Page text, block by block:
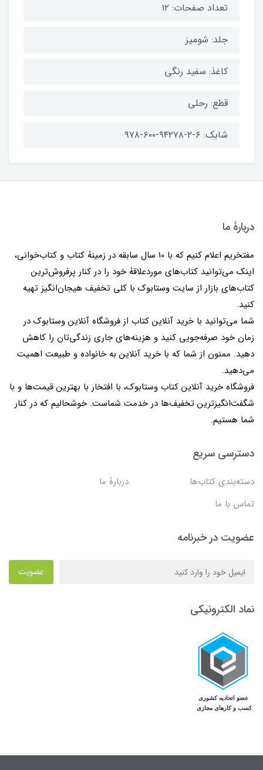
تعداد صفحات: ۱۲
جلد: شومیز
کاغذ: سفید رنگی
قطع: رحلی
شابک: ۶-۲-۹۴۲۷۸-۶۰۰-۹۷۸
دربارۀ ما
مفتخریم اعلام کنیم که با 10 سال سابقه در زمینۀ کتاب و کتاب‌خوانی،
اینک می‌توانید کتاب‌های موردعلاقۀ خود را در کنار پرفروش‌ترین
کتاب‌های بازار از سایت وستابوک با کلی تخفیف هیجان‌انگیز تهیه
کنید.
شما می‌توانید با خرید آنلاین کتاب از فروشگاه آنلاین وستابوک در
زمان خود صرفه‌جویی کنید و هزینه‌های جاری زندگی‌تان را کاهش
دهید. ممنون از شما که با خرید آنلاین به خانواده و طبیعت اهمیت
می‌دهید.
فروشگاه خرید آنلاین کتاب وستابوک، با افتخار با بهترین قیمت‌ها و با
شگفت‌انگیزترین تخفیف‌ها در خدمت شماست. خوشحالیم که در کنار
شما هستیم.
دسترسی سریع
دسته‌بندی کتاب‌ها
دربارۀ ما
تماس با ما
عضویت در خبرنامه
عضویت
نماد الکترونیکی